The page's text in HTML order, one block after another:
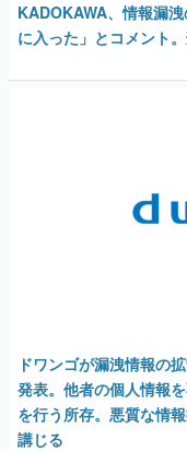
その他
KADOKAWA、情報漏
に入った」とコメント
ドワンゴが漏洩情報の
発表。他者の個人情報
を行う所存。悪質な情
講じる